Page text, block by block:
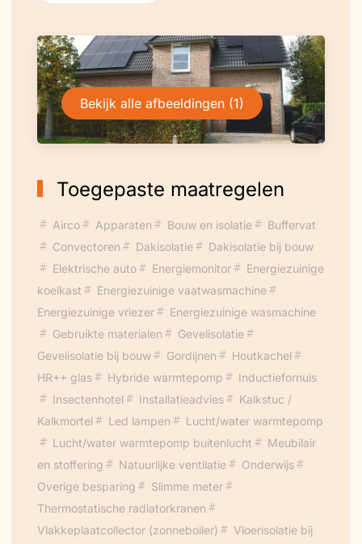
Bekijk alle afbeeldingen (1)
Toegepaste maatregelen
Airco Apparaten Bouw en isolatie
Buffervat
Convectoren
Dakisolatie
Dakisolatie bij bouw
Elektrische auto
Energiemonitor
Energiezuinige
koelkast
Energiezuinige vaatwasmachine
Energiezuinige vriezer
Energiezuinige wasmachine
Gebruikte materialen
Gevelisolatie
Gevelisolatie bij bouw
Gordijnen
Houtkachel
HR++ glas
Hybride warmtepomp
Inductiefornuis
Insectenhotel
Installatieadvies
Kalkstuc /
Kalkmortel
Led lampen
Lucht/water warmtepomp
Lucht/water warmtepomp buitenlucht
Meubilair
en stoffering
Natuurlijke ventilatie
Onderwijs
Overige besparing
Slimme meter
Thermostatische radiatorkranen
Vlakkeplaatcollector (zonneboiler)
Vloerisolatie bij